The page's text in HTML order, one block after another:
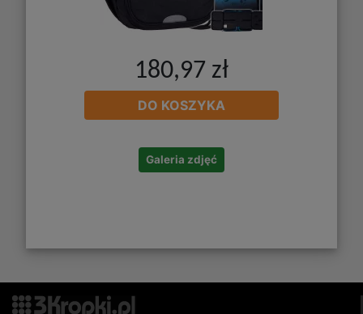
180,97 zł
DO KOSZYKA
Galeria zdjęć